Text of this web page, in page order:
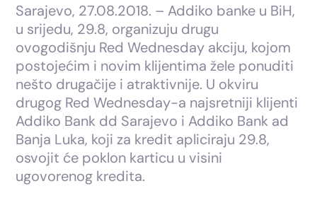
Sarajevo, 27.08.2018. – Addiko banke u BiH,
u srijedu, 29.8, organizuju drugu
ovogodišnju Red Wednesday akciju, kojom
postojećim i novim klijentima žele ponuditi
nešto drugačije i atraktivnije. U okviru
drugog Red Wednesday-a najsretniji klijenti
Addiko Bank dd Sarajevo i Addiko Bank ad
Banja Luka, koji za kredit apliciraju 29.8,
osvojit će poklon karticu u visini
ugovorenog kredita.